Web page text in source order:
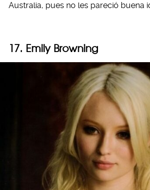
Australia, pues no les pareció buena
17. Emily Browning